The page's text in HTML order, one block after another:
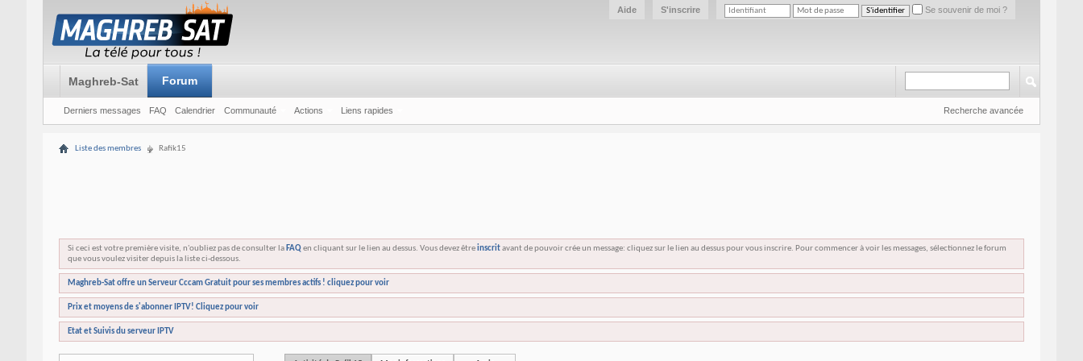
Se souvenir de moi ?
S'inscrire
Aide
Maghreb-Sat Forum
Derniers messages FAQ Calendrier Communauté Actions Liens rapides Recherche avancée
Liste des membres Rafik15
Si ceci est votre première visite, n'oubliez pas de consulter la FAQen cliquant sur le lien au dessus. Vous devez êtreinscritavant de pouvoir crée un message: cliquez sur le lien au dessus pour vous inscrire. Pour commencer à voir les messages, sélectionnez le forum
que vous voulez visiter depuis la liste ci-dessous.
Maghreb-Sat offre un Serveur Cccam Gratuit pour ses membres actifs ! cliquez pour voir
Prix et moyens de s'abonner IPTV! Cliquez pour voir
Etat et Suivis du serveur IPTV